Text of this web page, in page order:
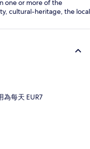
one or more of the
cultural-heritage, the local
為每天 EUR7